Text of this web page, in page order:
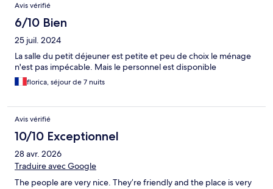
Avis vérifié
6/10 Bien
25 juil. 2024
La salle du petit déjeuner est petite et peu de choix le ménage
n'est pas impécable. Mais le personnel est disponible
florica, séjour de 7 nuits
Avis vérifié
10/10 Exceptionnel
28 avr. 2026
Traduire avec Google
The people are very nice. They’re friendly and the place is very